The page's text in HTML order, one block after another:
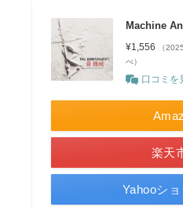
Machine
¥1,556
（
べ）
口コミを
楽天
Yahooシ